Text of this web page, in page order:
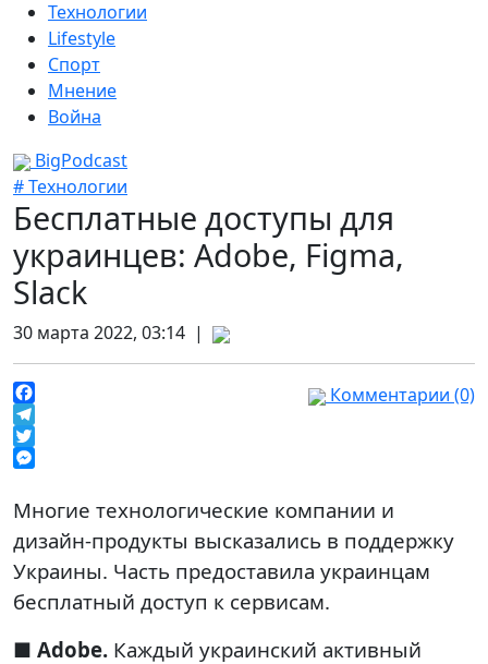
Технологии
Lifestyle
Спорт
Мнение
Война
BigPodcast
# Технологии
Бесплатные доступы для
украинцев: Adobe, Figma,
Slack
30 марта 2022, 03:14 |
Facebook
Telegram
Twitter
Комментарии (0)
Многие технологические компании и
дизайн-продукты высказались в поддержку
Украины. Часть предоставила украинцам
бесплатный доступ к сервисам.
■ Adobe. Каждый украинский активный